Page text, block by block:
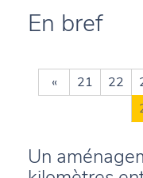
En bref
« 21 22
Un